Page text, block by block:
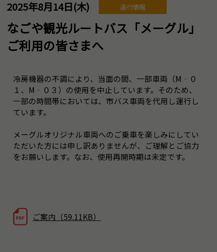
2025年8月14日(木) 運行情報
なごや観光ルートバス「メーグル」
ご利用の皆さまへ
冷房機器の不調により、当面の間、一部車両（M‐０
１、M‐０３）の使用を中止しています。そのため、
一部の時間帯においては、市バス車両を代用し運行し
ています。
メーグルオリジナル車両へのご乗車を楽しみにしてい
ただいた方には申し訳ありませんが、ご理解とご協力
をお願いします。なお、使用再開時期は未定です。
ご案内（59.11KB）